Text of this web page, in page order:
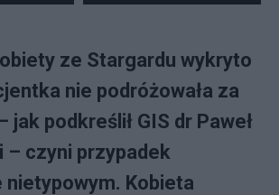
ze Stargardu wykryto
nie podróżowała za
jak podkreślił GIS dr Paweł
– czyni przypadek
Kobieta